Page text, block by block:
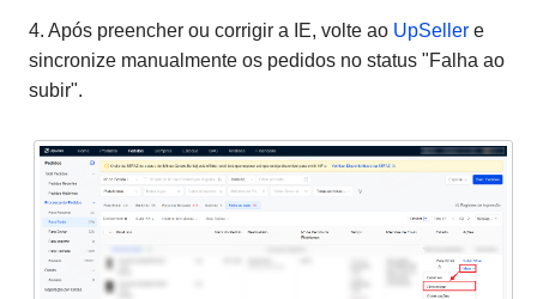
4. Após preencher ou corrigir a IE, volte ao UpSeller e
sincronize manualmente os pedidos no status "Falha ao
subir".